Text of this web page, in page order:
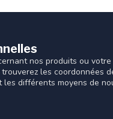
nos produits ou
les coordonnées
différents moyens de